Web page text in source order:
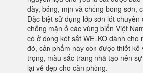
dày, bóng, mịn và chống bong sơn,
Đặc biệt sử dụng lớp sơn lót chuyên
chống mặn ở các vùng biển Việt
có ở dòng két sắt WELKO dành cho
đó, sản phẩm này còn được thiết kế
trọng, màu sắc trang nhã tạo nên
lại vẻ đẹp cho căn phòng.